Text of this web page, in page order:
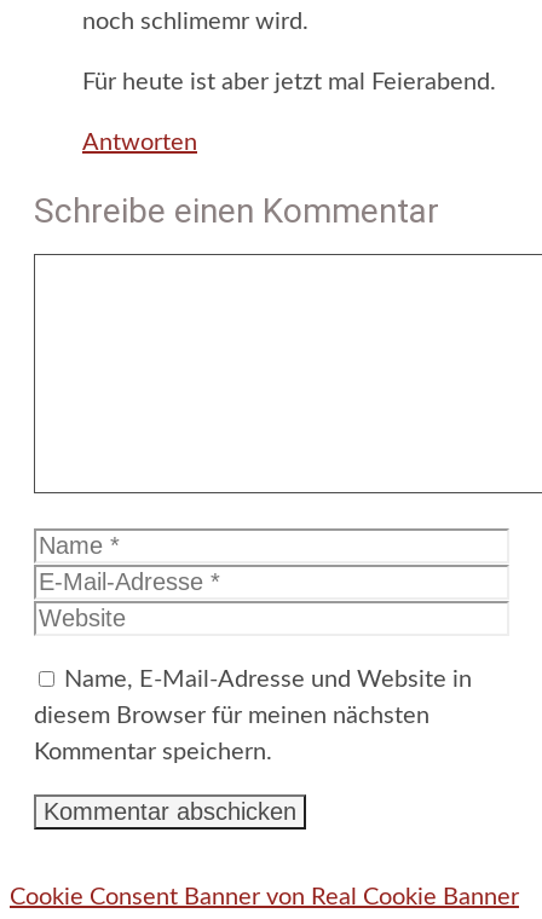
noch schlimemr wird.
Für heute ist aber jetzt mal Feierabend.
Antworten
Schreibe einen Kommentar
Name
E-
Mail-
Website
Name, E-Mail-Adresse und Website in
diesem Browser für meinen nächsten
Kommentar speichern.
Cookie Consent Banner von Real Cookie Banner